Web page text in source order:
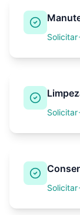
Solicitar
Solicitar
Solicitar